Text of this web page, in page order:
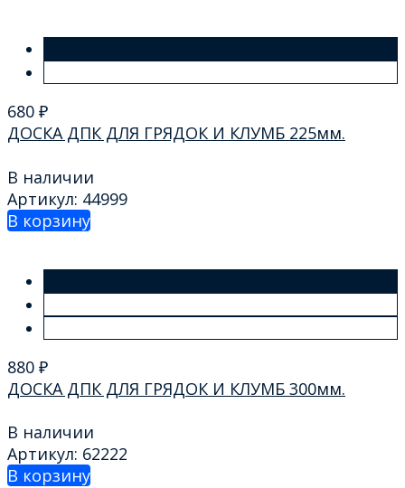
680 ₽
ДОСКА ДПК ДЛЯ ГРЯДОК И КЛУМБ 225мм.
В наличии
Артикул: 44999
В корзину
880 ₽
ДОСКА ДПК ДЛЯ ГРЯДОК И КЛУМБ 300мм.
В наличии
Артикул: 62222
В корзину